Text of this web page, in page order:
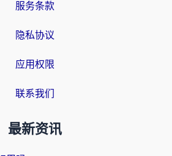
服务条款
隐私协议
应用权限
联系我们
最新资讯